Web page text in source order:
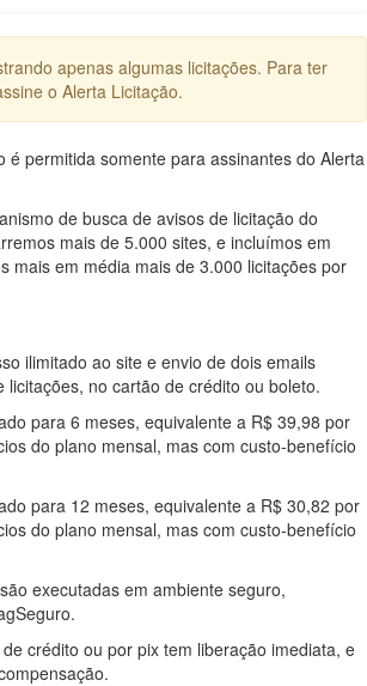
apenas algumas licitações. Para ter
o Alerta Licitação.
é permitida somente para assinantes do Alerta
de busca de avisos de licitação do
mais de 5.000 sites, e incluímos em
mais em média mais de 3.000 licitações por
ilimitado ao site e envio de dois emails
licitações, no cartão de crédito ou boleto.
para 6 meses, equivalente a R$ 39,98 por
do plano mensal, mas com custo-benefício
para 12 meses, equivalente a R$ 30,82 por
do plano mensal, mas com custo-benefício
executadas em ambiente seguro,
crédito ou por pix tem liberação imediata, e